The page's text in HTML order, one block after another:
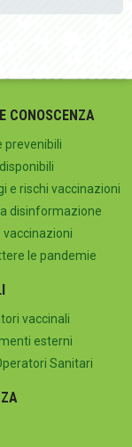
CONOSCENZA
prevenibili
e rischi vaccinazioni
disinformazione
vaccinazioni
le pandemie
vaccinali
esterni
Sanitari